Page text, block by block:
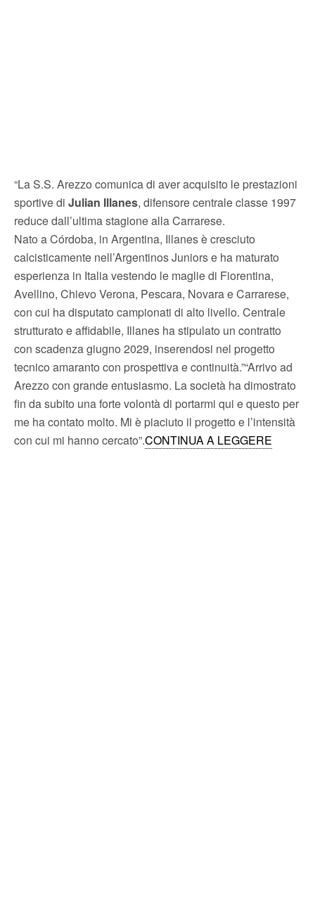
“La S.S. Arezzo comunica di aver acquisito le prestazioni
sportive di Julian Illanes, difensore centrale classe 1997
reduce dall’ultima stagione alla Carrarese.
Nato a Córdoba, in Argentina, Illanes è cresciuto
calcisticamente nell’Argentinos Juniors e ha maturato
esperienza in Italia vestendo le maglie di Fiorentina,
Avellino, Chievo Verona, Pescara, Novara e Carrarese,
con cui ha disputato campionati di alto livello. Centrale
strutturato e affidabile, Illanes ha stipulato un contratto
con scadenza giugno 2029, inserendosi nel progetto
tecnico amaranto con prospettiva e continuità.”“Arrivo ad
Arezzo con grande entusiasmo. La società ha dimostrato
fin da subito una forte volontà di portarmi qui e questo per
me ha contato molto. Mi è piaciuto il progetto e l’intensità
con cui mi hanno cercato”.CONTINUA A LEGGERE